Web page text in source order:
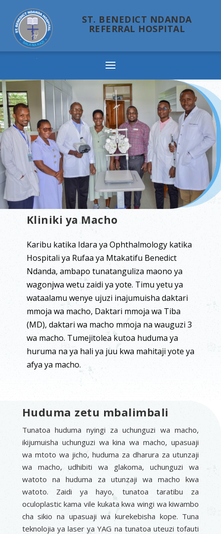
ST. BENEDICT NDANDA
REFERRAL HOSPITAL
Kliniki ya Macho
Karibu katika Idara ya Ophthalmology katika
Hospitali ya Rufaa ya Mtakatifu Benedict
Ndanda, ambapo tunatanguliza maono ya
wagonjwa wetu zaidi ya yote. Timu yetu ya
wataalamu wenye ujuzi inajumuisha daktari
mmoja wa macho, Daktari mmoja wa Tiba
(MD), daktari wa macho mmoja na wauguzi 3
wa macho. Tumejitolea kutoa huduma ya
huruma na ya hali ya juu kwa mahitaji yote ya
afya ya macho.
Huduma zetu mbalimbali
Tunatoa huduma nyingi za uchunguzi wa macho,
ikijumuisha uchunguzi wa kina wa macho, upasuaji
wa mtoto wa jicho, huduma za dharura za utunzaji
wa macho, udhibiti wa glakoma, uchunguzi wa
watoto na huduma za utunzaji wa macho kwa
watoto. Zaidi ya hayo, tunatoa taratibu za
oculoplastic kama vile kukata kwa wingi wa kiwambo
cha sikio na upasuaji wa kurekebisha kope. Tuna
teknolojia ya laser ya YAG na tunatoa uteuzi tofauti